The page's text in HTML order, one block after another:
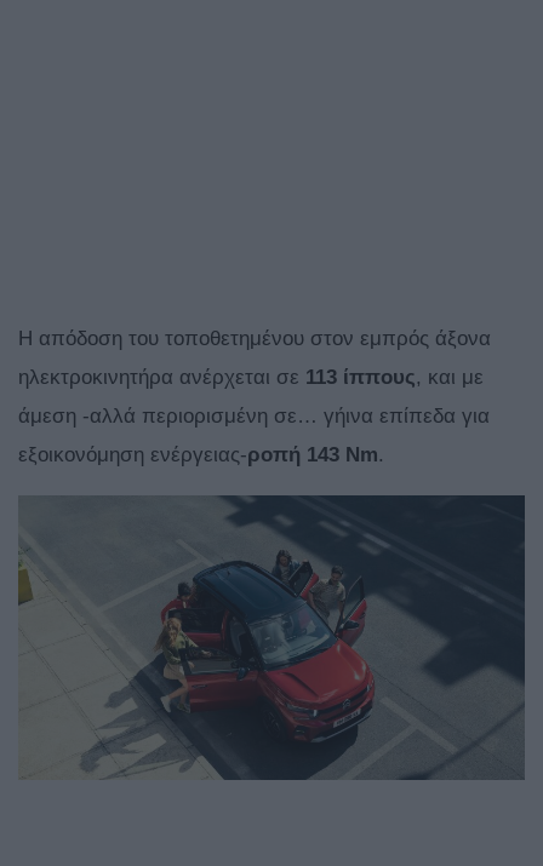
Η απόδοση του τοποθετημένου στον εμπρός άξονα
ηλεκτροκινητήρα ανέρχεται σε 113 ίππους, και με
άμεση -αλλά περιορισμένη σε… γήινα επίπεδα για
εξοικονόμηση ενέργειας-ροπή 143 Nm.